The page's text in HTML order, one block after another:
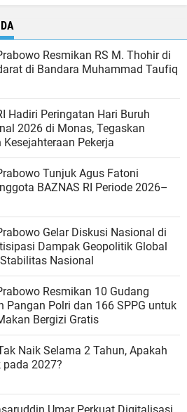
Resmikan RS M. Thohir di
di Bandara Muhammad Taufiq
Hadiri Peringatan Hari Buruh
2026 di Monas, Tegaskan
Pekerja
Tunjuk Agus Fatoni
BAZNAS RI Periode 2026–
Gelar Diskusi Nasional di
Dampak Geopolitik Global
Nasional
Resmikan 10 Gudang
Pangan Polri dan 166 SPPG untuk
Bergizi Gratis
Naik Selama 2 Tahun, Apakah
pada 2027?
Umar Perkuat Digitalisasi